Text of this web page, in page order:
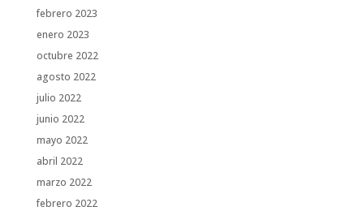
febrero 2023
enero 2023
octubre 2022
agosto 2022
julio 2022
junio 2022
mayo 2022
abril 2022
marzo 2022
febrero 2022